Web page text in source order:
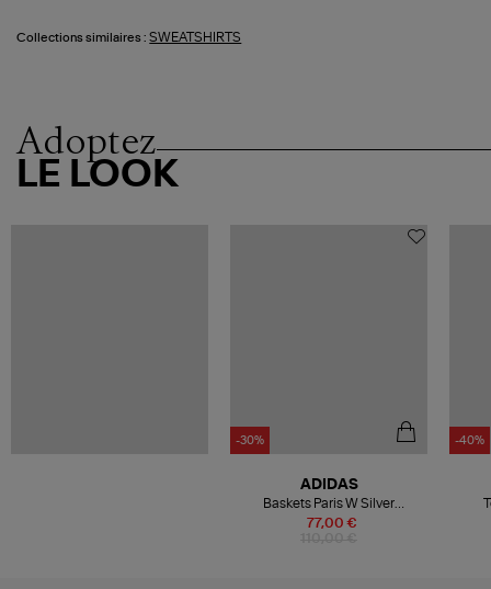
Collections similaires : SWEATSHIRTS
Adoptez
LE LOOK
-30%
77,00 €
ADIDAS
Baskets Paris W Silver
Met./Aurora Ivy/Cream White
-40%